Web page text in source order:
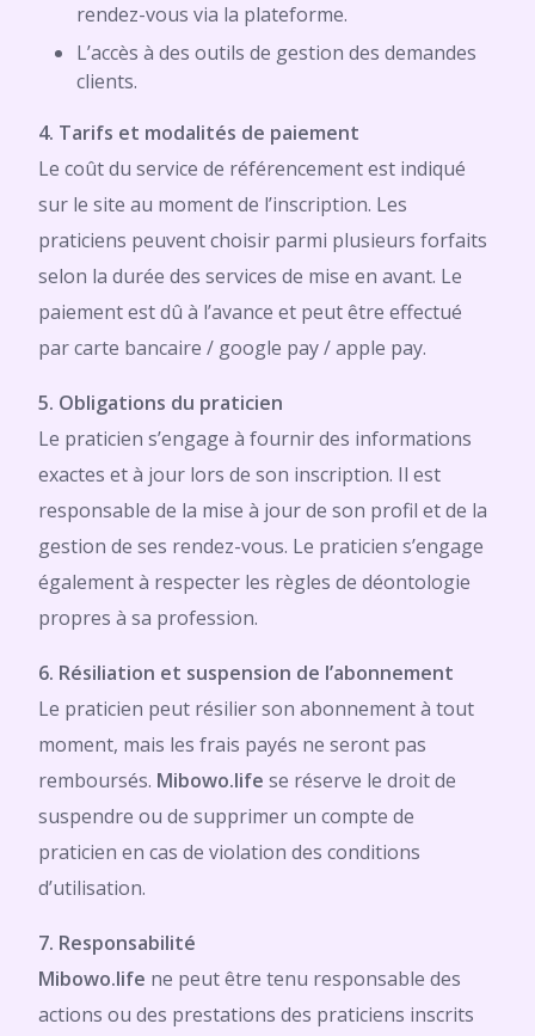
rendez-vous via la plateforme.
L’accès à des outils de gestion des demandes
clients.
4. Tarifs et modalités de paiement
Le coût du service de référencement est indiqué
sur le site au moment de l’inscription. Les
praticiens peuvent choisir parmi plusieurs forfaits
selon la durée des services de mise en avant. Le
paiement est dû à l’avance et peut être effectué
par carte bancaire / google pay / apple pay.
5. Obligations du praticien
Le praticien s’engage à fournir des informations
exactes et à jour lors de son inscription. Il est
responsable de la mise à jour de son profil et de la
gestion de ses rendez-vous. Le praticien s’engage
également à respecter les règles de déontologie
propres à sa profession.
6. Résiliation et suspension de l’abonnement
Le praticien peut résilier son abonnement à tout
moment, mais les frais payés ne seront pas
remboursés. Mibowo.life se réserve le droit de
suspendre ou de supprimer un compte de
praticien en cas de violation des conditions
d’utilisation.
7. Responsabilité
Mibowo.life ne peut être tenu responsable des
actions ou des prestations des praticiens inscrits